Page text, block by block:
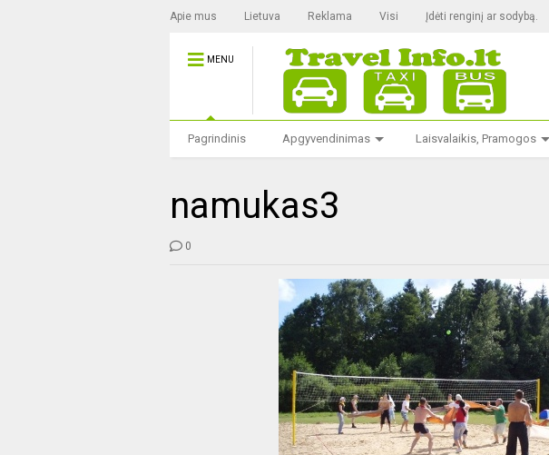
Apie mus Lietuva Reklama Visi Įdėti renginį ar sodybą.
MENU
Pagrindinis Apgyvendinimas Laisvalaikis, Pramogos
namukas3
0